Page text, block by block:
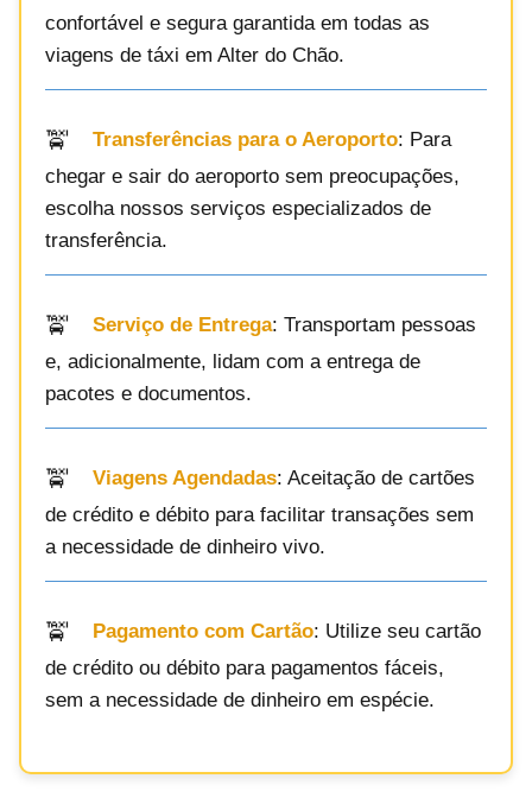
confortável e segura garantida em todas as
viagens de táxi em Alter do Chão.
Transferências para o Aeroporto: Para
chegar e sair do aeroporto sem preocupações,
escolha nossos serviços especializados de
transferência.
Serviço de Entrega: Transportam pessoas
e, adicionalmente, lidam com a entrega de
pacotes e documentos.
Viagens Agendadas: Aceitação de cartões
de crédito e débito para facilitar transações sem
a necessidade de dinheiro vivo.
Pagamento com Cartão: Utilize seu cartão
de crédito ou débito para pagamentos fáceis,
sem a necessidade de dinheiro em espécie.